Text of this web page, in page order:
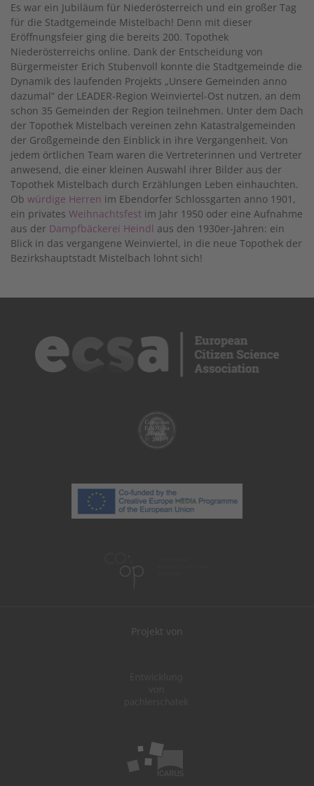
Es war ein Jubiläum für Niederösterreich und ein großer Tag
für die Stadtgemeinde Mistelbach! Denn mit dieser
Eröffnungsfeier ging die bereits 200. Topothek
Niederösterreichs online. Dank der Entscheidung von
Bürgermeister Erich Stubenvoll konnte die Stadtgemeinde die
Dynamik des laufenden Projekts „Unsere Gemeinden anno
dazumal“ der LEADER-Region Weinviertel-Ost nutzen, an dem
schon 35 Gemeinden der Region teilnehmen. Unter dem Dach
der Topothek Mistelbach vereinen zehn Katastralgemeinden
der Großgemeinde den Einblick in ihre Vergangenheit. Von
jedem örtlichen Team waren die Vertreterinnen und Vertreter
anwesend, die einer kleinen Auswahl ihrer Bilder aus der
Topothek Mistelbach durch Erzählungen Leben einhauchten.
Ob würdige Herren im Ebendorfer Schlossgarten anno 1901,
ein privates Weihnachtsfest im Jahr 1950 oder eine Aufnahme
aus der Dampfbäckerei Heindl aus den 1930er-Jahren: ein
Blick in das vergangene Weinviertel, in die neue Topothek der
Bezirkshauptstadt Mistelbach lohnt sich!
Projekt von